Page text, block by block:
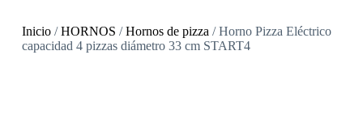
Inicio/HORNOS /Hornos de pizza / Horno Pizza Eléctrico
capacidad 4 pizzas diámetro 33 cm START4